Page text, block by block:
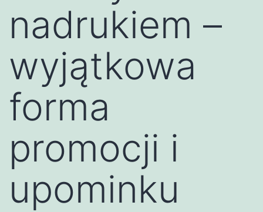
nadrukiem –
wyjątkowa
forma
promocji i
upominku